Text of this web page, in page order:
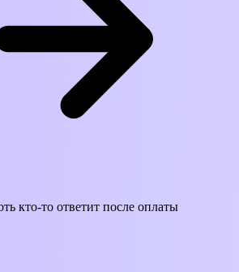
кто-то ответит после оплаты